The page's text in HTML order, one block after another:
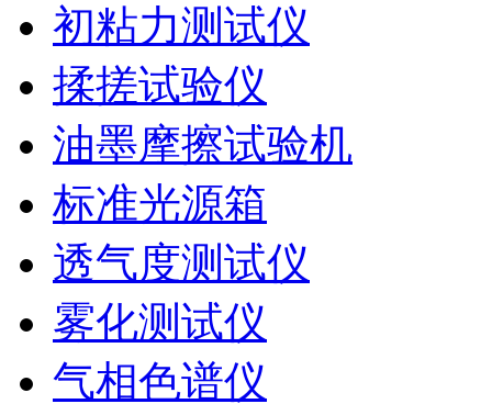
初粘力测试仪
揉搓试验仪
油墨摩擦试验机
标准光源箱
透气度测试仪
雾化测试仪
气相色谱仪